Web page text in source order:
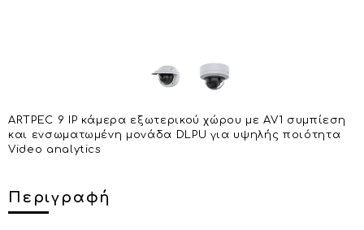
ARTPEC 9 IP κάμερα εξωτερικού χώρου με AV1 συμπίεση
και ενσωματωμένη μονάδα DLPU για υψηλής ποιότητα
Video analytics
Περιγραφή